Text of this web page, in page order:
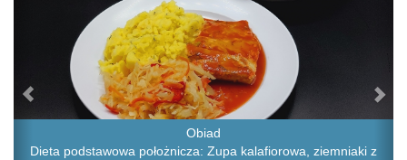
Obiad
Dieta podstawowa położnicza: Zupa kalafiorowa, ziemniaki z